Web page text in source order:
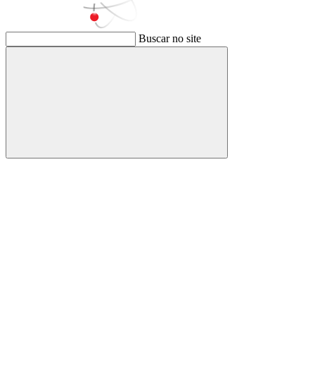
Buscar no site
Buscar